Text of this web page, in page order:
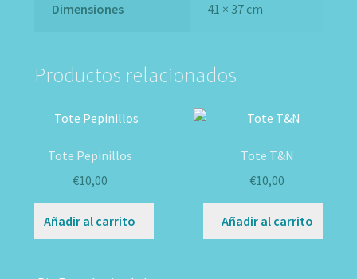
Dimensiones 41 × 37 cm
Productos relacionados
Tote Pepinillos
€10,00
Añadir al carrito
Tote T&N
€10,00
Añadir al carrito